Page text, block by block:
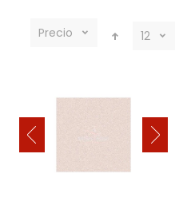
Precio 12
‹ ›